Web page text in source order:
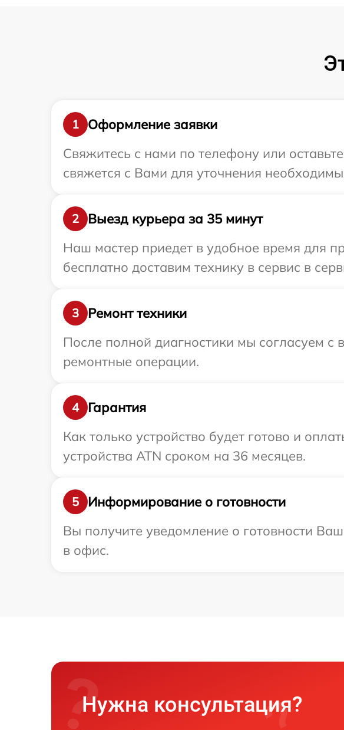
1
Оформление заявки
Свяжитесь с нами по телефону или
свяжется с Вами для уточнения
2
Выезд курьера за 35 минут
Наш мастер приедет в удобное время для
бесплатно доставим технику в сервис в
3
Ремонт техники
После полной диагностики мы согласуем с
ремонтные операции.
4
Гарантия
Как только устройство будет готово и
устройства ATN сроком на 36 месяцев.
5
Информирование о готовности
Вы получите уведомление о готовности
в офис.
Нужна консультация?